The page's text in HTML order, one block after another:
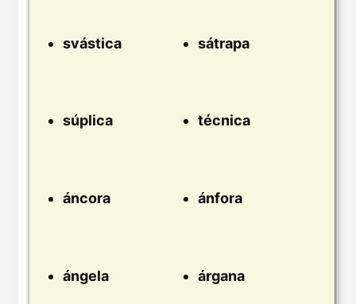
svástica sátrapa
súplica técnica
áncora ánfora
ángela árgana